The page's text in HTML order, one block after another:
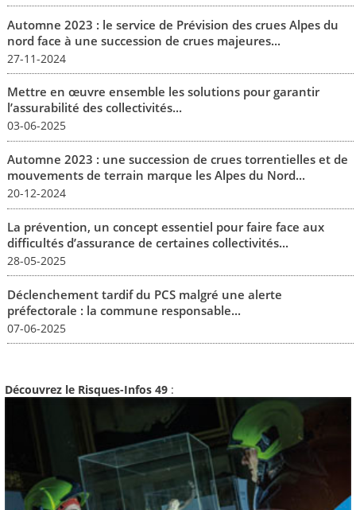
Automne 2023 : le service de Prévision des crues Alpes du
nord face à une succession de crues majeures...
27-11-2024
Mettre en œuvre ensemble les solutions pour garantir
l’assurabilité des collectivités...
03-06-2025
Automne 2023 : une succession de crues torrentielles et de
mouvements de terrain marque les Alpes du Nord...
20-12-2024
La prévention, un concept essentiel pour faire face aux
difficultés d’assurance de certaines collectivités...
28-05-2025
Déclenchement tardif du PCS malgré une alerte
préfectorale : la commune responsable...
07-06-2025
Découvrez le Risques-Infos 49 :